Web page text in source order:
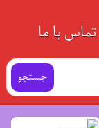
تماس با ما
جستجو